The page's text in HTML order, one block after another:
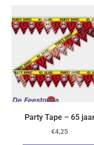
Party Tape – 65
€4,25